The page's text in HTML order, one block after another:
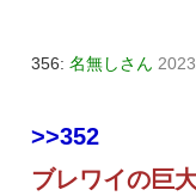
356: 名無しさん
>>352
ブレワイの巨